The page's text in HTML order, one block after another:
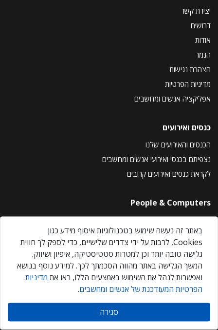
יצירת קשר
דרושים
אודות
הנמר
הצהרת נגישות
מדיניות הפרטיות
אפליקציה אנשים ומחשבים
כנסים ואירועים
הכנסים והאירועים שלנו
נצפיתם בכנסי ואירועי אנשים ומחשבים
לקראת כנסים ואירועים קרובים
People & Computers
About Us
Privacy Policy
Contact Us
Our Events
אנשים ומחשבים © 2026 – כל הזכויות שמורות
באתר זה נעשה שימוש בטכנולוגיות איסוף מידע כגון
Cookies, לרבות על ידי צדדים שלישיים, כדי לספק לך חווית
גלישה טובה יותר וכן למטרות סטטיסטיקה, איפיון ושיווק.
המשך הגלישה באתר מהווה הסכמתך לכך. למידע נוסף בנושא
ואפשרות לנהל את השימוש באמצעים הללו, ראו את מדיניות
הפרטיות המעודכנת של אנשים ומחשבים.
סגירה